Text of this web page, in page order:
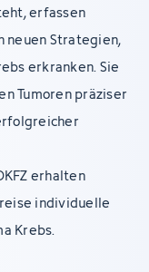
erfassen
neuen Strategien,
erkranken. Sie
Tumoren präziser
erhalten
individuelle
Krebs.